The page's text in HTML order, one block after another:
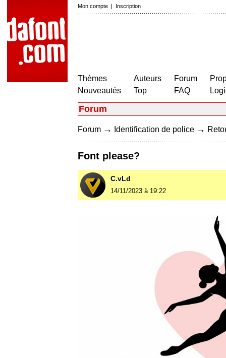
Mon compte | Inscription
Thèmes
Nouveautés
Auteurs
Top
Forum
FAQ
Forum
Forum → Identification de police →
Font please?
C.vLd
14/11/2023 à 19:22